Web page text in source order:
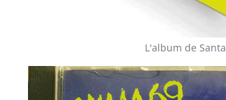
L'album de Santa